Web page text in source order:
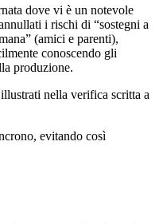
dove vi è un notevole
i rischi di “sostegni a
(amici e parenti),
conoscendo gli
produzione.
nella verifica scritta a
evitando così